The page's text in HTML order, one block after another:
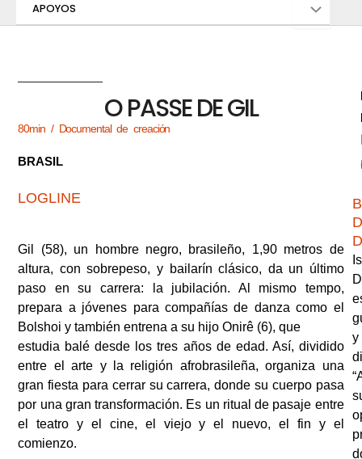
APOYOS
O PASSE DE GIL
80min / Documental de creación
BRASIL
LOGLINE
Gil (58), un hombre negro, brasileño, 1,90 metros de
altura, con sobrepeso, y bailarín clásico, da un último
paso en su carrera: la jubilación. Al mismo tempo,
prepara a jóvenes para compañías de danza como el
Bolshoi y también entrena a su hijo Onirê (6), que
estudia balé desde los tres años de edad. Así, dividido
entre el arte y la religión afrobrasileña, organiza una
gran fiesta para cerrar su carrera, donde su cuerpo pasa
por una gran transformación. Es un ritual de pasaje entre
el teatro y el cine, el viejo y el nuevo, el fin y el
comienzo.
y